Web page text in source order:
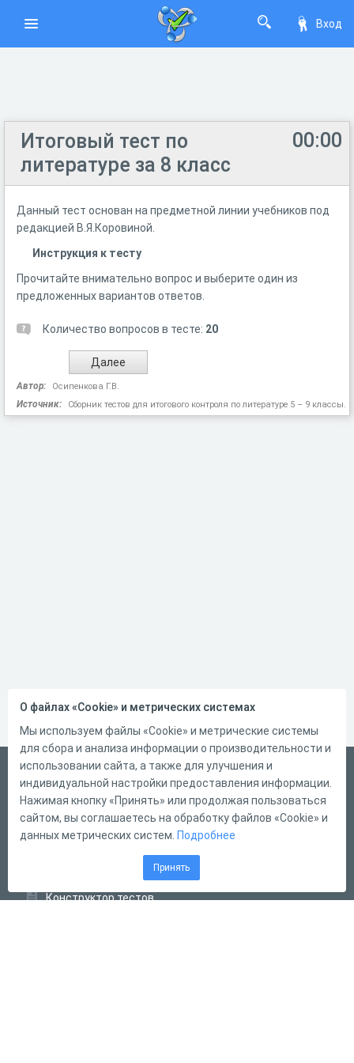
Вход
00:00
Итоговый тест по
литературе за 8 класс
Данный тест основан на предметной линии учебников под
редакцией В.Я.Коровиной.
Инструкция к тесту
Прочитайте внимательно вопрос и выберите один из
предложенных вариантов ответов.
Количество вопросов в тесте: 20
Автор: Осипенкова Г.В.
Источник: Сборник тестов для итогового контроля по литературе 5 – 9 классы.
Русский
Справка
Форма обратной связи
Конструктор тестов
О файлах «Cookie» и метрических системах
Мы используем файлы «Cookie» и метрические системы
для сбора и анализа информации о производительности и
использовании сайта, а также для улучшения и
индивидуальной настройки предоставления информации.
Нажимая кнопку «Принять» или продолжая пользоваться
сайтом, вы соглашаетесь на обработку файлов «Cookie» и
данных метрических систем. Подробнее
Принять